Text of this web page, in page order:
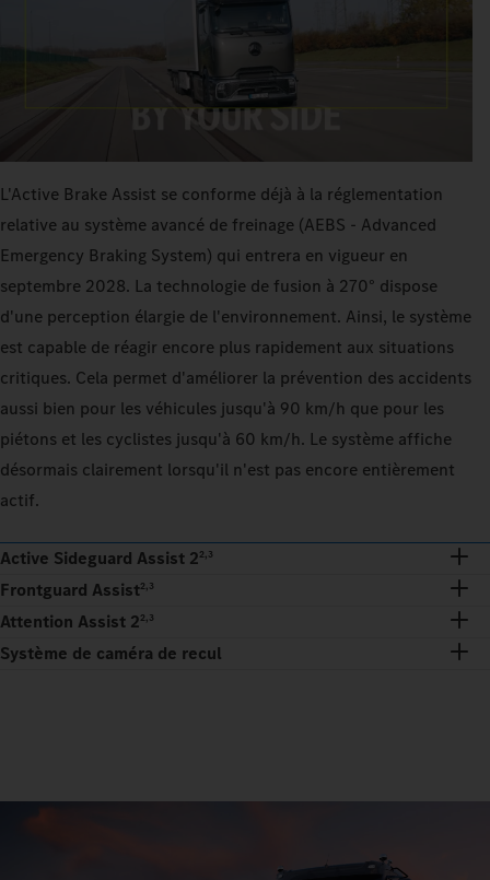
L'Active Brake Assist se conforme déjà à la réglementation
relative au système avancé de freinage (AEBS - Advanced
Emergency Braking System) qui entrera en vigueur en
septembre 2028. La technologie de fusion à 270° dispose
d'une perception élargie de l'environnement. Ainsi, le système
est capable de réagir encore plus rapidement aux situations
critiques. Cela permet d'améliorer la prévention des accidents
aussi bien pour les véhicules jusqu'à 90 km/h que pour les
piétons et les cyclistes jusqu'à 60 km/h. Le système affiche
désormais clairement lorsqu'il n'est pas encore entièrement
actif.
Active Sideguard Assist 22,3
Frontguard Assist2,3
Attention Assist 22,3
Système de caméra de recul